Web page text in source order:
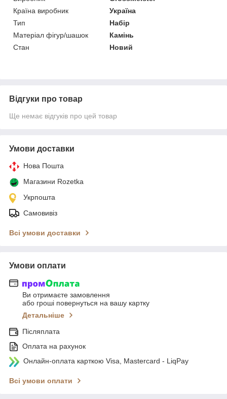
Країна виробник
Україна
Тип
Набір
Матеріал фігур/шашок
Камінь
Стан
Новий
Відгуки про товар
Ще немає відгуків про цей товар
Умови доставки
Нова Пошта
Магазини Rozetka
Укрпошта
Самовивіз
Всі умови доставки
Умови оплати
Ви отримаєте замовлення
або гроші повернуться на вашу картку
Детальніше
Післяплата
Оплата на рахунок
Онлайн-оплата карткою Visa, Mastercard - LiqPay
Всі умови оплати